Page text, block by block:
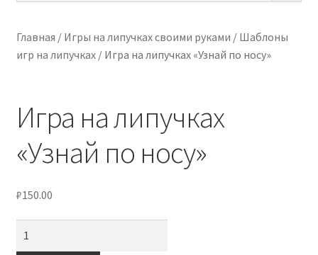
МЕТОДИКИ
ИГРЫ НА ЛИПУЧКАХ
Главная / Игры на липучках своими руками / Шаблоны
игр на липучках/ Игра на липучках «Узнай по носу»
Игра на липучках
«Узнай по носу»
₽150.00